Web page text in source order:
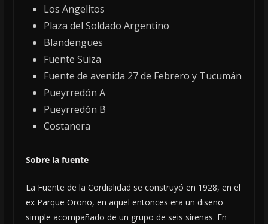
Los Angelitos
Plaza del Soldado Argentino
Blandengues
Fuente Suiza
Fuente de avenida 27 de Febrero y Tucumán
Pueyrredón A
Pueyrredón B
Costanera
Sobre la fuente
La Fuente de la Cordialidad se construyó en 1928, en el
ex Parque Oroño, en aquel entonces era un diseño
simple acompañado de un grupo de seis sirenas. En